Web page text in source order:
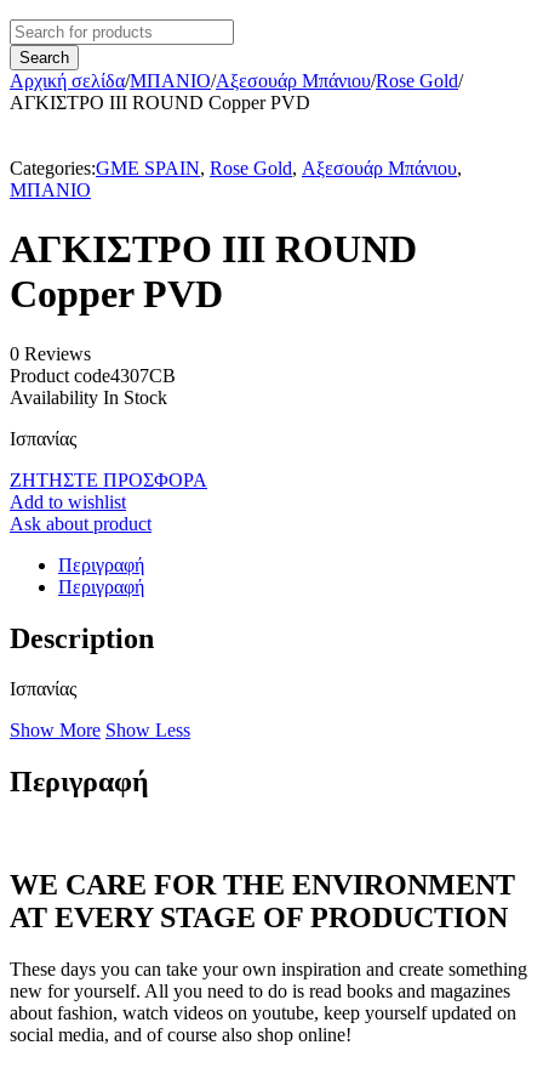
Αρχική σελίδα/ΜΠΑΝΙΟ/Αξεσουάρ Μπάνιου/Rose Gold/
ΑΓΚΙΣΤΡΟ III ROUND Copper PVD
Categories:GME SPAIN, Rose Gold, Αξεσουάρ Μπάνιου,
ΜΠΑΝΙΟ
ΑΓΚΙΣΤΡΟ III ROUND
Copper PVD
0 Reviews
Product code4307CB
Availability In Stock
Ισπανίας
ΖΗΤΗΣΤΕ ΠΡΟΣΦΟΡΑ
Add to wishlist
Ask about product
Περιγραφή
Περιγραφή
Description
Ισπανίας
Show More Show Less
Περιγραφή
WE CARE FOR THE ENVIRONMENT
AT EVERY STAGE OF PRODUCTION
These days you can take your own inspiration and create something
new for yourself. All you need to do is read books and magazines
about fashion, watch videos on youtube, keep yourself updated on
social media, and of course also shop online!